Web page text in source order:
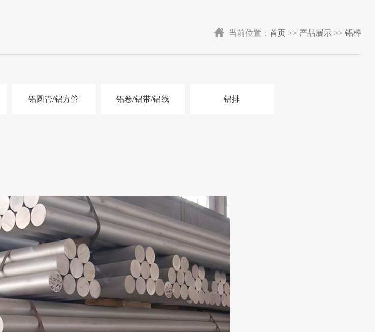
当前位置：首页 >> 产品展示 >>铝棒
铝圆管/铝方管 铝卷/铝带/铝线 铝排